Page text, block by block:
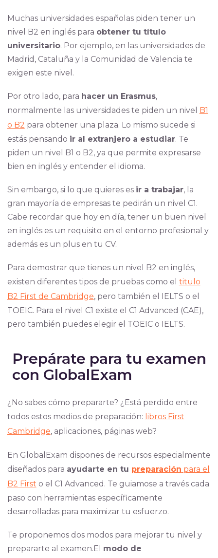
Muchas universidades españolas piden tener un
nivel B2 en inglés para obtener tu título
universitario. Por ejemplo, en las universidades de
Madrid, Cataluña y la Comunidad de Valencia te
exigen este nivel.
Por otro lado, para hacer un Erasmus,
normalmente las universidades te piden un nivel B1
o B2 para obtener una plaza. Lo mismo sucede si
estás pensando ir al extranjero a estudiar. Te
piden un nivel B1 o B2, ya que permite expresarse
bien en inglés y entender el idioma.
Sin embargo, si lo que quieres es ir a trabajar, la
gran mayoría de empresas te pedirán un nivel C1.
Cabe recordar que hoy en día, tener un buen nivel
en inglés es un requisito en el entorno profesional y
además es un plus en tu CV.
Para demostrar que tienes un nivel B2 en inglés,
existen diferentes tipos de pruebas como el titulo
B2 First de Cambridge, pero también el IELTS o el
TOEIC. Para el nivel C1 existe el C1 Advanced (CAE),
pero también puedes elegir el TOEIC o IELTS.
Prepárate para tu examen
con GlobalExam
¿No sabes cómo prepararte? ¿Está perdido entre
todos estos medios de preparación: libros First
Cambridge, aplicaciones, páginas web?
En GlobalExam dispones de recursos especialmente
diseñados para ayudarte en tu preparación para el
B2 First o el C1 Advanced. Te guiamose a través cada
paso con herramientas específicamente
desarrolladas para maximizar tu esfuerzo.
Te proponemos dos modos para mejorar tu nivel y
prepararte al examen.El modo de